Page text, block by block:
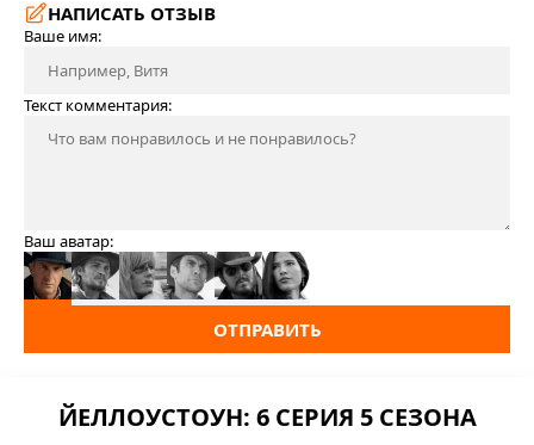
НАПИСАТЬ ОТЗЫВ
Ваше имя:
Текст комментария:
Ваш аватар:
ОТПРАВИТЬ
ЙЕЛЛОУСТОУН: 6 СЕРИЯ 5 СЕЗОНА